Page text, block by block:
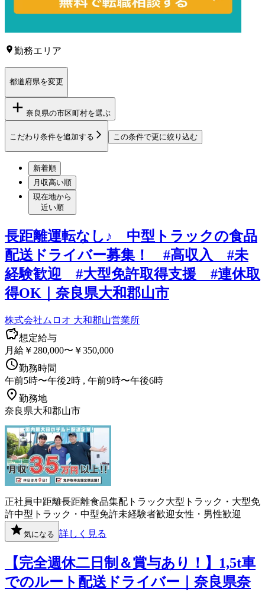
勤務エリア
都道府県を変更
奈良県の市区町村を選ぶ
こだわり条件を追加する この条件で更に絞り込む
新着順
月収高い順
現在地から
近い順
長距離運転なし♪ 中型トラックの食品
配送ドライバー募集！ #高収入 #未
経験歓迎 #大型免許取得支援 #連休取
得OK｜奈良県大和郡山市
株式会社ムロオ 大和郡山営業所
想定給与
月給￥280,000〜￥350,000
勤務時間
午前5時〜午後2時 , 午前9時〜午後6時
勤務地
奈良県大和郡山市
正社員中距離長距離食品集配 トラック大型トラック・大型免
許中型トラック・中型免許未経験者歓迎女性・男性歓迎
気になる 詳しく見る
【完全週休二日制＆賞与あり！】1,5t車
でのルート配送ドライバー｜奈良県奈